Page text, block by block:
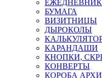
БУМАГА
ВИЗИТНИЦЫ
ДЫРОКОЛЫ
КАРАНДАШИ
КНОПКИ,
КОНВЕРТЫ
КОРОБА